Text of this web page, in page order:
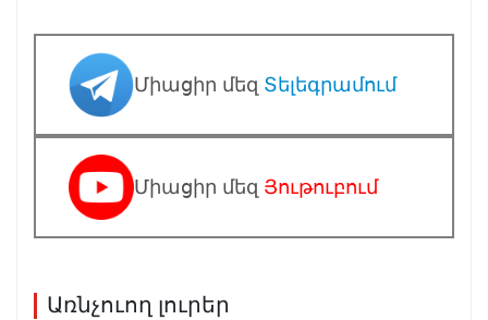
Միացիր մեզ Տելեգրամում
Միացիր մեզ Յութուբում
Առնչուող լուրեր